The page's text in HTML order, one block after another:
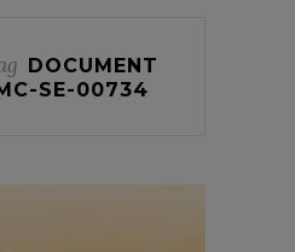
DOCUMENT
SE-00734